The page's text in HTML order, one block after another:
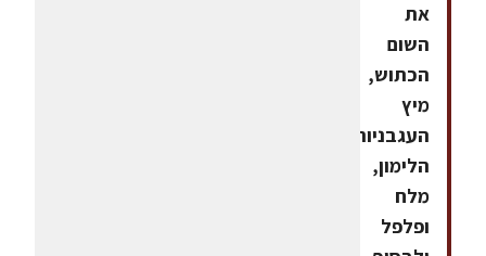
את
השום
הכתוש,
מיץ
העגבניות,
הלימון,
מלח
ופלפל